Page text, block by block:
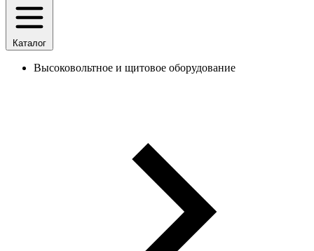
Каталог
Высоковольтное и щитовое оборудование